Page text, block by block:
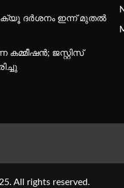
ദര്‍ശനം ഇന്ന് മുതല്‍
ജസ്റ്റിസ്
All rights reserved.